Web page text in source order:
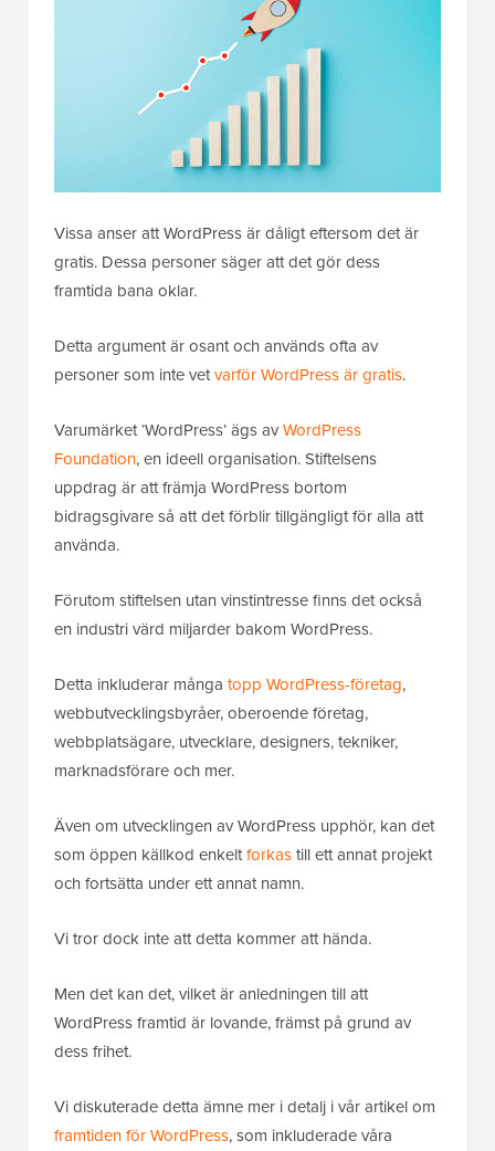
Vissa anser att WordPress är dåligt eftersom det är
gratis. Dessa personer säger att det gör dess
framtida bana oklar.
Detta argument är osant och används ofta av
personer som inte vetvarför WordPress är gratis.
Varumärket ‘WordPress’ ägs avWordPress
Foundation, en ideell organisation. Stiftelsens
uppdrag är att främja WordPress bortom
bidragsgivare så att det förblir tillgängligt för alla att
använda.
Förutom stiftelsen utan vinstintresse finns det också
en industri värd miljarder bakom WordPress.
Detta inkluderar många topp WordPress-företag,
webbutvecklingsbyråer, oberoende företag,
webbplatsägare, utvecklare, designers, tekniker,
marknadsförare och mer.
Även om utvecklingen av WordPress upphör, kan det
som öppen källkod enkeltforkastill ett annat projekt
och fortsätta under ett annat namn.
Vi tror dock inte att detta kommer att hända.
Men det kan det, vilket är anledningen till att
WordPress framtid är lovande, främst på grund av
dess frihet.
Vi diskuterade detta ämne mer i detalj i vår artikel om
framtiden för WordPress, som inkluderade våra